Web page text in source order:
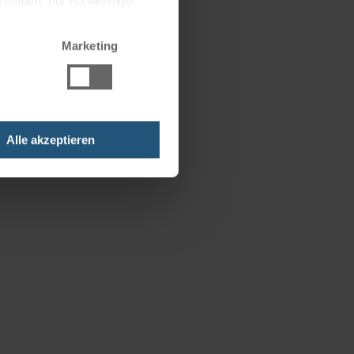
Marketing
Alle akzeptieren